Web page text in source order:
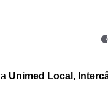
Unimed Local,